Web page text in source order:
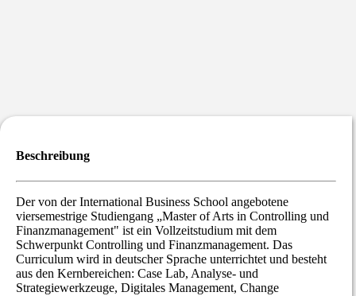
Beschreibung
Der von der International Business School angebotene
viersemestrige Studiengang „Master of Arts in Controlling und
Finanzmanagement" ist ein Vollzeitstudium mit dem
Schwerpunkt Controlling und Finanzmanagement. Das
Curriculum wird in deutscher Sprache unterrichtet und besteht
aus den Kernbereichen: Case Lab, Analyse- und
Strategiewerkzeuge, Digitales Management, Change